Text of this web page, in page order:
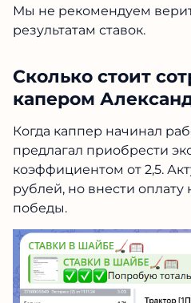
Мы не рекомендуем
результатам ставок.
Сколько стоит
капером
Когда каппер начинал
предлагал приобрести
коэффициентом от 2,5.
рублей, но внести оплату
победы.